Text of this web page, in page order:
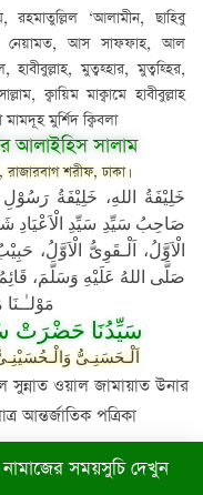
রহমাতুল্লিল ‘আলামীন, ছাহিবু
নেয়ামত, আস সাফফাহ, আল
মুত্বহ্হার, মুত্বহ্হির,
ক্বায়িম মাক্বামে হাবীবুল্লাহ
মামদূহ মুর্শিদ ক্বিবলা
আলাইহিস সালাম
শরীফ, ঢাকা।
خَلِيْفَةُ اللهِ، خَلِيْفَةُ
صَاحِبُ سَيِّدِ سَيِّدِ الْاَعْيَادِ
الْاَوَّلُ، اَلْـقَوِىُّ الْاَوَّلُ،
صَلَّى اللهُ عَلَيْهِ وَسَلَّمَ،
سَيِّدُنَا حَضْرَتْ
اَلْـحَسَنِـىُّ
ওয়াল জামায়াত উনার
আন্তর্জাতিক পত্রিকা
নামাজের সময়সুচি দেখুন